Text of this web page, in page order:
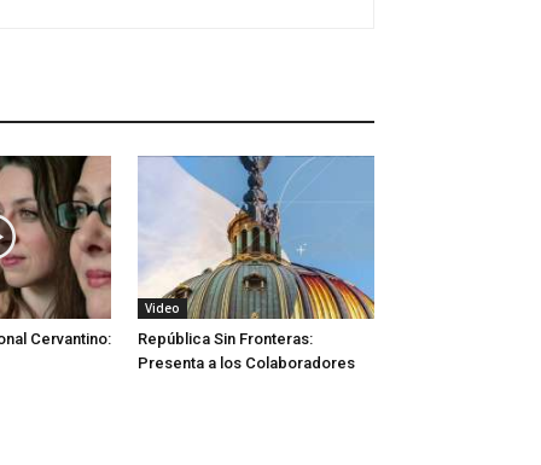
Cervantino:
Video
República Sin Fronteras:
Presenta a los Colaboradores